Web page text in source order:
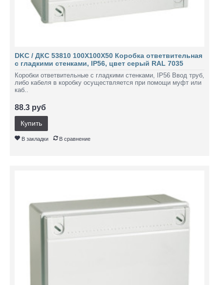
DKC / ДКС 53810 100Х100Х50 Коробка ответвительная
с гладкими стенками, IP56, цвет серый RAL 7035
Коробки ответвительные с гладкими стенками, IP56 Ввод труб,
либо кабеля в коробку осуществляется при помощи муфт или
каб..
88.3 руб
Купить
В закладки В сравнение